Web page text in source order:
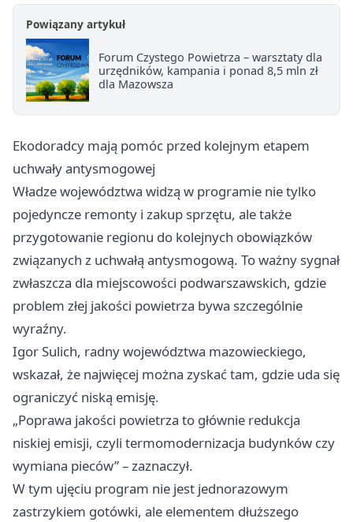
Powiązany artykuł
Forum Czystego Powietrza – warsztaty dla
urzędników, kampania i ponad 8,5 mln zł
dla Mazowsza
Ekodoradcy mają pomóc przed kolejnym etapem
uchwały antysmogowej
Władze województwa widzą w programie nie tylko
pojedyncze remonty i zakup sprzętu, ale także
przygotowanie regionu do kolejnych obowiązków
związanych z uchwałą antysmogową. To ważny sygnał
zwłaszcza dla miejscowości podwarszawskich, gdzie
problem złej jakości powietrza bywa szczególnie
wyraźny.
Igor Sulich, radny województwa mazowieckiego,
wskazał, że najwięcej można zyskać tam, gdzie uda się
ograniczyć niską emisję.
„Poprawa jakości powietrza to głównie redukcja
niskiej emisji, czyli termomodernizacja budynków czy
wymiana pieców” – zaznaczył.
W tym ujęciu program nie jest jednorazowym
zastrzykiem gotówki, ale elementem dłuższego